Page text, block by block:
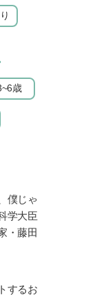
歳
僕じゃ
学大臣
・藤田
するお